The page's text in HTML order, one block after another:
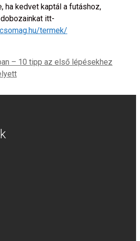
ha kedvet kaptál a futáshoz,
itt-
termek/
– 10 tipp az első lépésekhez